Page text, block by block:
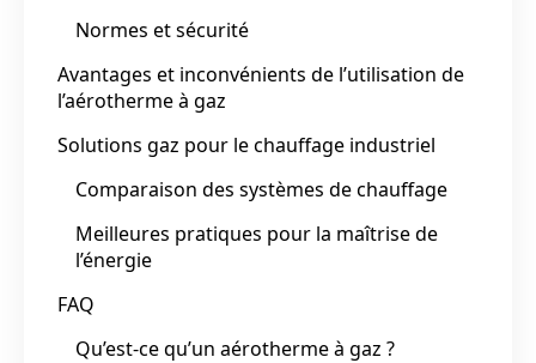
Normes et sécurité
Avantages et inconvénients de l’utilisation de
l’aérotherme à gaz
Solutions gaz pour le chauffage industriel
Comparaison des systèmes de chauffage
Meilleures pratiques pour la maîtrise de
l’énergie
FAQ
Qu’est-ce qu’un aérotherme à gaz ?